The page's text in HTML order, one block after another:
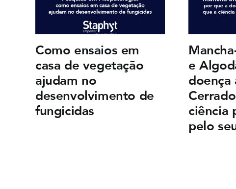
Como ensaios em
casa de vegetação
ajudam no
desenvolvimento de
fungicidas
e
doença
ciência
pelo